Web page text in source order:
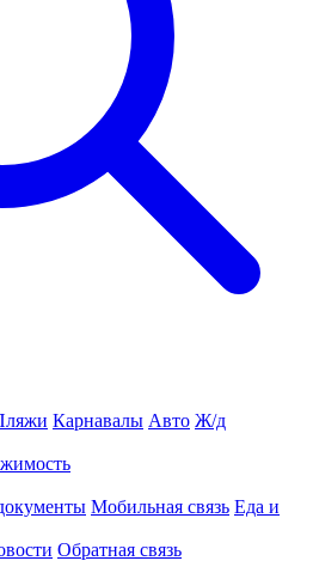
Карнавалы Авто Ж/д
Мобильная связь Еда и
Обратная связь